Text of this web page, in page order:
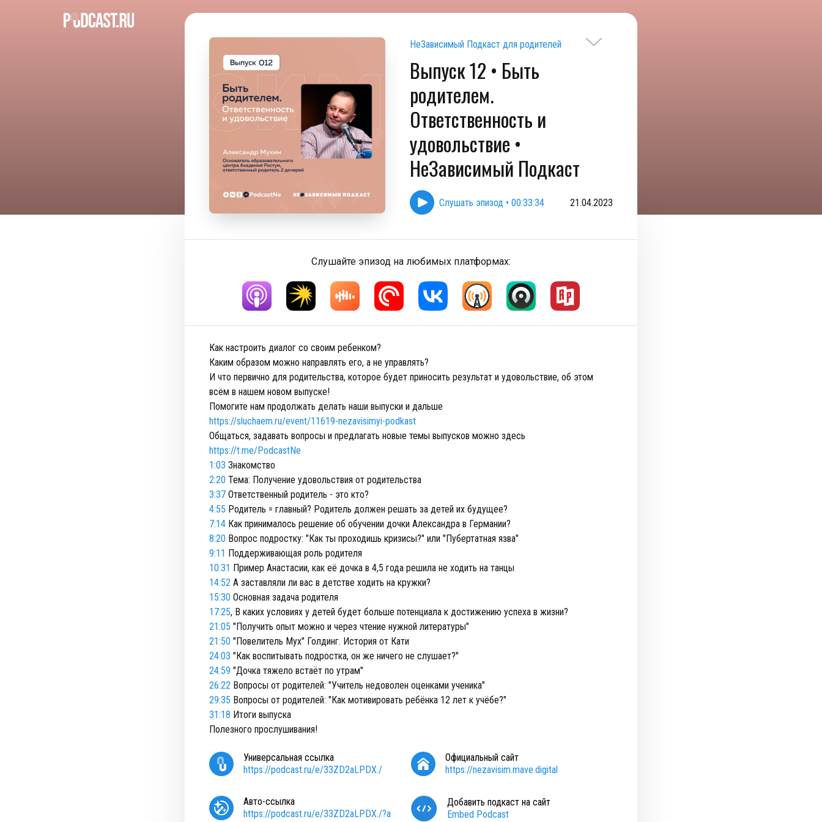
НеЗависимый Подкаст для родителей
Выпуск 12 • Быть
родителем.
Ответственность и
удовольствие •
НеЗависимый Подкаст
Слушать эпизод • 00:33:34 21.04.2023
Слушайте эпизод на любимых платформах:
Как настроить диалог со своим ребенком?
Каким образом можно направлять его, а не управлять?
И что первично для родительства, которое будет приносить результат и удовольствие, об этом
всём в нашем новом выпуске!
Помогите нам продолжать делать наши выпуски и дальше
https://sluchaem.ru/event/11619-nezavisimyi-podkast
Общаться, задавать вопросы и предлагать новые темы выпусков можно здесь
https://t.me/PodcastNe
1:03 Знакомство
2:20 Тема: Получение удовольствия от родительства
3:37 Ответственный родитель - это кто?
4:55 Родитель = главный? Родитель должен решать за детей их будущее?
7:14 Как принималось решение об обучении дочки Александра в Германии?
8:20 Вопрос подростку: "Как ты проходишь кризисы?" или "Пубертатная язва"
9:11 Поддерживающая роль родителя
10:31 Пример Анастасии, как её дочка в 4,5 года решила не ходить на танцы
14:52 А заставляли ли вас в детстве ходить на кружки?
15:30 Основная задача родителя
17:25, В каких условиях у детей будет больше потенциала к достижению успеха в жизни?
21:05 "Получить опыт можно и через чтение нужной литературы"
21:50 "Повелитель Мух" Голдинг. История от Кати
24:03 "Как воспитывать подростка, он же ничего не слушает?"
24:59 "Дочка тяжело встаёт по утрам"
26:22 Вопросы от родителей: "Учитель недоволен оценками ученика"
29:35 Вопросы от родителей: "Как мотивировать ребёнка 12 лет к учёбе?"
31:18 Итоги выпуска
Полезного прослушивания!
Универсальная ссылка
https://podcast.ru/e/33ZD2aLPDX./
Официальный сайт
https://nezavisim.mave.digital
Авто-ссылка
https://podcast.ru/e/33ZD2aLPDX./?a
Добавить подкаст на сайт
Embed Podcast